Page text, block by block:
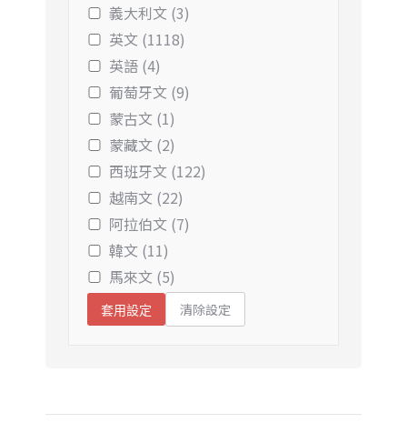
義大利文 (3)
英文 (1118)
英語 (4)
葡萄牙文 (9)
蒙古文 (1)
蒙藏文 (2)
西班牙文 (122)
越南文 (22)
阿拉伯文 (7)
韓文 (11)
馬來文 (5)
套用設定 清除設定